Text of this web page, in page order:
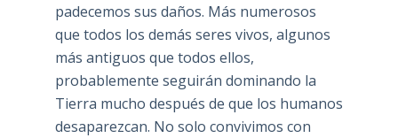
padecemos sus daños. Más numerosos
que todos los demás seres vivos, algunos
más antiguos que todos ellos,
probablemente seguirán dominando la
Tierra mucho después de que los humanos
desaparezcan. No solo convivimos con